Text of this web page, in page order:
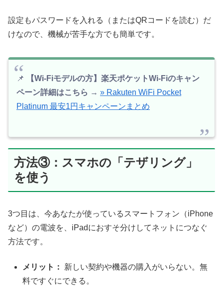
設定もパスワードを入れる（またはQRコードを読む）だ
けなので、機械が苦手な方でも簡単です。
📌
【Wi-Fiモデルの方】楽天ポケットWi-Fiのキャン
ペーン詳細はこちら → » Rakuten WiFi Pocket
Platinum 最安1円キャンペーンまとめ
方法③：スマホの「テザリング」
を使う
3つ目は、今あなたが使っているスマートフォン（iPhone
など）の電波を、iPadにおすそ分けしてネットにつなぐ
方法です。
メリット：
新しい契約や機器の購入がいらない。無
料ですぐにできる。